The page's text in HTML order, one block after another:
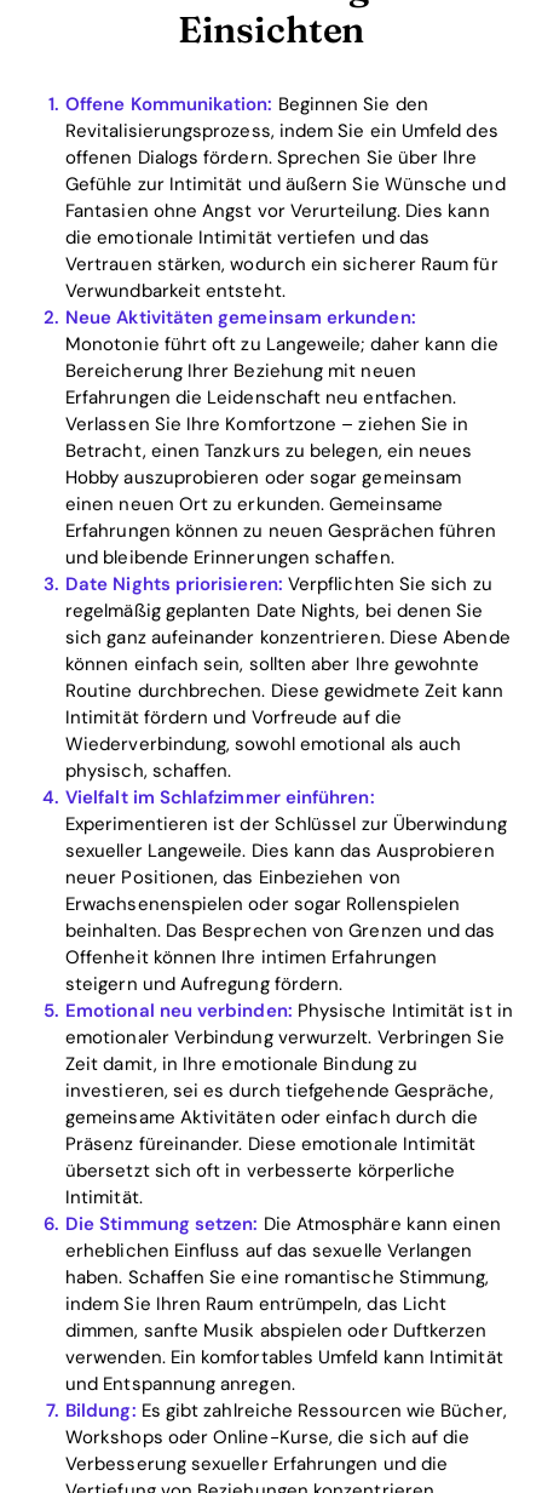
Home
Blog
Download
Einsichten
Offene Kommunikation: Beginnen Sie den
Revitalisierungsprozess, indem Sie ein Umfeld des
offenen Dialogs fördern. Sprechen Sie über Ihre
Gefühle zur Intimität und äußern Sie Wünsche und
Fantasien ohne Angst vor Verurteilung. Dies kann
die emotionale Intimität vertiefen und das
Vertrauen stärken, wodurch ein sicherer Raum für
Verwundbarkeit entsteht.
Neue Aktivitäten gemeinsam erkunden:
Monotonie führt oft zu Langeweile; daher kann die
Bereicherung Ihrer Beziehung mit neuen
Erfahrungen die Leidenschaft neu entfachen.
Verlassen Sie Ihre Komfortzone – ziehen Sie in
Betracht, einen Tanzkurs zu belegen, ein neues
Hobby auszuprobieren oder sogar gemeinsam
einen neuen Ort zu erkunden. Gemeinsame
Erfahrungen können zu neuen Gesprächen führen
und bleibende Erinnerungen schaffen.
Date Nights priorisieren: Verpflichten Sie sich zu
regelmäßig geplanten Date Nights, bei denen Sie
sich ganz aufeinander konzentrieren. Diese Abende
können einfach sein, sollten aber Ihre gewohnte
Routine durchbrechen. Diese gewidmete Zeit kann
Intimität fördern und Vorfreude auf die
Wiederverbindung, sowohl emotional als auch
physisch, schaffen.
Vielfalt im Schlafzimmer einführen:
Experimentieren ist der Schlüssel zur Überwindung
sexueller Langeweile. Dies kann das Ausprobieren
neuer Positionen, das Einbeziehen von
Erwachsenenspielen oder sogar Rollenspielen
beinhalten. Das Besprechen von Grenzen und das
Offenheit können Ihre intimen Erfahrungen
steigern und Aufregung fördern.
Emotional neu verbinden: Physische Intimität ist in
emotionaler Verbindung verwurzelt. Verbringen Sie
Zeit damit, in Ihre emotionale Bindung zu
investieren, sei es durch tiefgehende Gespräche,
gemeinsame Aktivitäten oder einfach durch die
Präsenz füreinander. Diese emotionale Intimität
übersetzt sich oft in verbesserte körperliche
Intimität.
Die Stimmung setzen: Die Atmosphäre kann einen
erheblichen Einfluss auf das sexuelle Verlangen
haben. Schaffen Sie eine romantische Stimmung,
indem Sie Ihren Raum entrümpeln, das Licht
dimmen, sanfte Musik abspielen oder Duftkerzen
verwenden. Ein komfortables Umfeld kann Intimität
und Entspannung anregen.
Bildung: Es gibt zahlreiche Ressourcen wie Bücher,
Workshops oder Online-Kurse, die sich auf die
Verbesserung sexueller Erfahrungen und die